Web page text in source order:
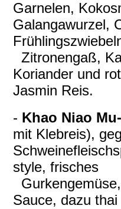
Garnelen,
Galangawurzel,
Zitronengaß,
Koriander und
Jasmin Reis.
- Khao Niao
mit Klebreis),
style, frisches
Sauce, dazu